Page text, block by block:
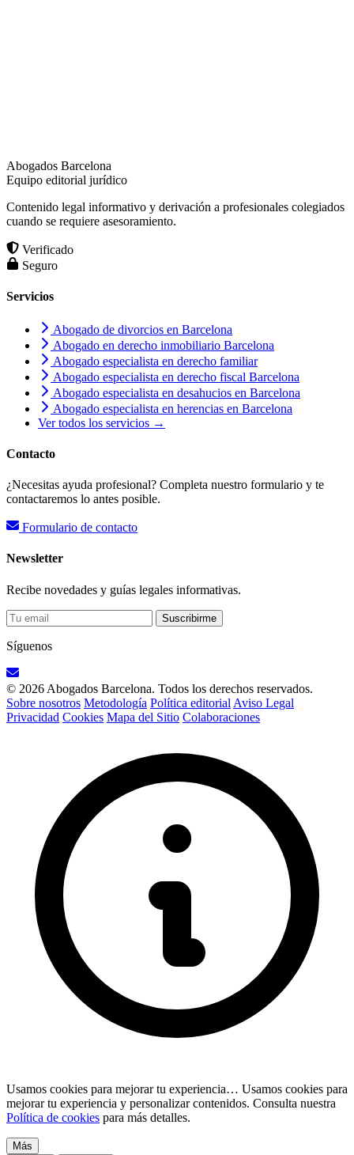
Abogados Barcelona
Equipo editorial jurídico
Contenido legal informativo y derivación a profesionales colegiados
cuando se requiere asesoramiento.
Verificado
Seguro
Servicios
Abogado de divorcios en Barcelona
Abogado en derecho inmobiliario Barcelona
Abogado especialista en derecho familiar
Abogado especialista en derecho fiscal Barcelona
Abogado especialista en desahucios en Barcelona
Abogado especialista en herencias en Barcelona
Ver todos los servicios →
Contacto
¿Necesitas ayuda profesional? Completa nuestro formulario y te
contactaremos lo antes posible.
Formulario de contacto
Newsletter
Recibe novedades y guías legales informativas.
Suscribirme
Síguenos
© 2026 Abogados Barcelona. Todos los derechos reservados.
Sobre nosotros Metodología Política editorial Aviso Legal
Privacidad Cookies Mapa del Sitio Colaboraciones
Usamos cookies para mejorar tu experiencia… Usamos cookies para
mejorar tu experiencia y personalizar contenidos. Consulta nuestra
Política de cookies para más detalles.
Más